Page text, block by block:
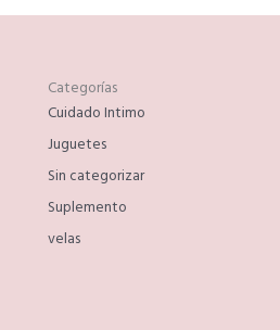
Categorías
Cuidado Intimo
Juguetes
Sin categorizar
Suplemento
velas